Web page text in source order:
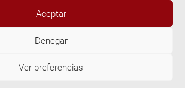
Aceptar
Denegar
Ver preferencias
Aviso Legal